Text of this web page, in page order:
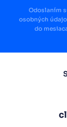
Odoslaním
osobných
do